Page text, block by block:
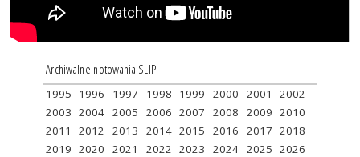
Archiwalne notowania SLIP
1995 1996 1997 1998 1999 2000 2001
2002
2003 2004 2005 2006 2007 2008 2009 2010
2011
2012 2013 2014 2015 2016 2017 2018
2019 2020 2021 2022 2023 2024 2025 2026